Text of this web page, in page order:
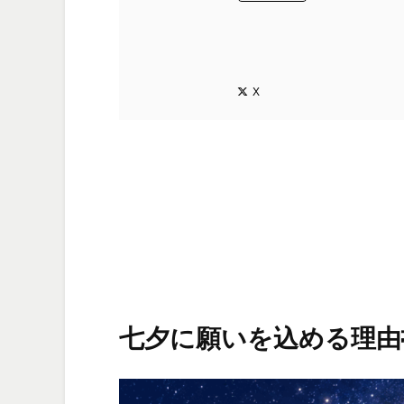
X
七夕に願いを込める理由